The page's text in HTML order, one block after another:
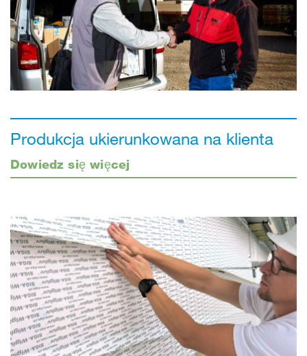
Produkcja ukierunkowana na klienta
Dowiedz się więcej